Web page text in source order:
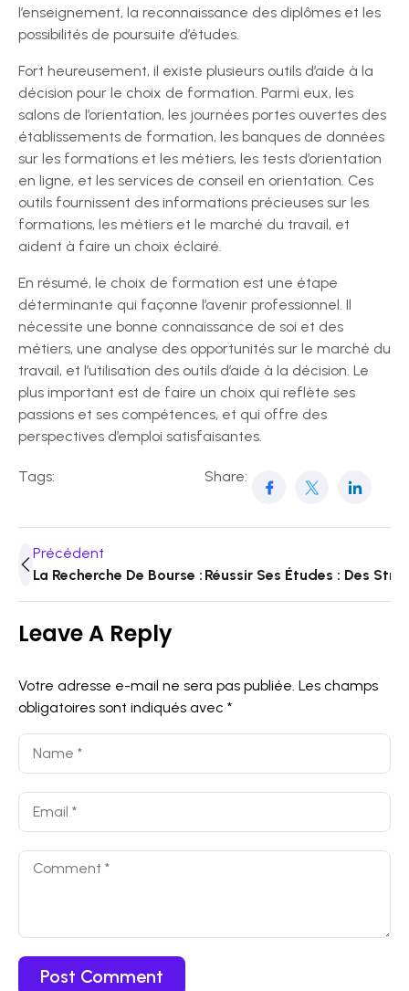
l’enseignement, la reconnaissance des diplômes et les
possibilités de poursuite d’études.
Fort heureusement, il existe plusieurs outils d’aide à la
décision pour le choix de formation. Parmi eux, les
salons de l’orientation, les journées portes ouvertes des
établissements de formation, les banques de données
sur les formations et les métiers, les tests d’orientation
en ligne, et les services de conseil en orientation. Ces
outils fournissent des informations précieuses sur les
formations, les métiers et le marché du travail, et
aident à faire un choix éclairé.
En résumé, le choix de formation est une étape
déterminante qui façonne l’avenir professionnel. Il
nécessite une bonne connaissance de soi et des
métiers, une analyse des opportunités sur le marché du
travail, et l’utilisation des outils d’aide à la décision. Le
plus important est de faire un choix qui reflète ses
passions et ses compétences, et qui offre des
perspectives d’emploi satisfaisantes.
Tags: Share:
Précédent
La Recherche De Bourse : Guide Et Conseils
Réussir Ses Études : Des
Leave A Reply
Votre adresse e-mail ne sera pas publiée. Les champs
obligatoires sont indiqués avec *